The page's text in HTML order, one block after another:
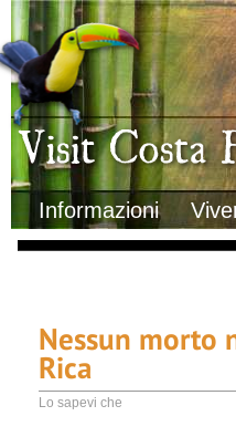
Visit Costa Rica
Informazioni
Clima
Geografia
Informazioni Geografiche
Letteratura e cultura
Gastronomia
Lo sapevi che
Musica
Natura
Storia
Trasporti Interni
Nessun morto
Rica
Lo sapevi che